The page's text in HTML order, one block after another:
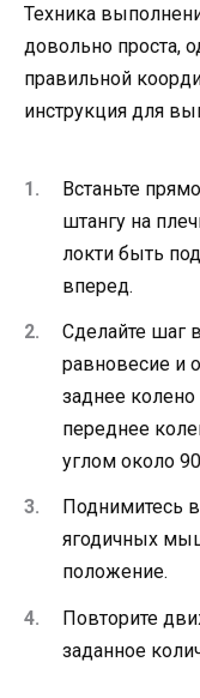
Техника
довольно проста,
правильной
инструкция для
Встаньте
штангу на
локти быть
вперед.
Сделайте шаг
равновесие и
заднее колено
переднее
углом около
Поднимитесь
ягодичных
положение.
Повторите
заданное